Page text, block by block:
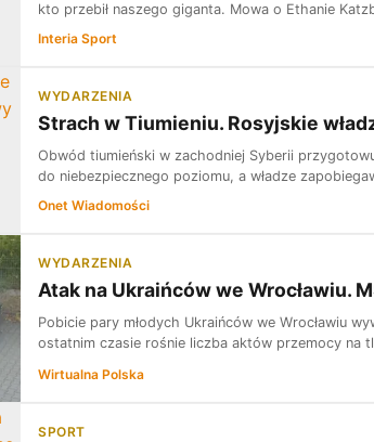
kto przebił naszego giganta. Mowa o Ethanie
Interia Sport
WYDARZENIA
Strach w Tiumieniu. Rosyjskie
Obwód tiumieński w zachodniej Syberii
do niebezpiecznego poziomu, a władze
Onet Wiadomości
WYDARZENIA
Atak na Ukraińców we Wrocławiu.
Pobicie pary młodych Ukraińców we Wrocławiu
ostatnim czasie rośnie liczba aktów przemocy na
Wirtualna Polska
SPORT